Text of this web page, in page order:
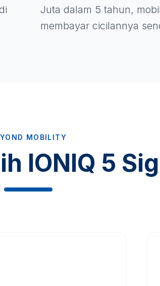
Juta dalam 5 tahun,
membayar cicilannya
MOBILITY
IONIQ 5